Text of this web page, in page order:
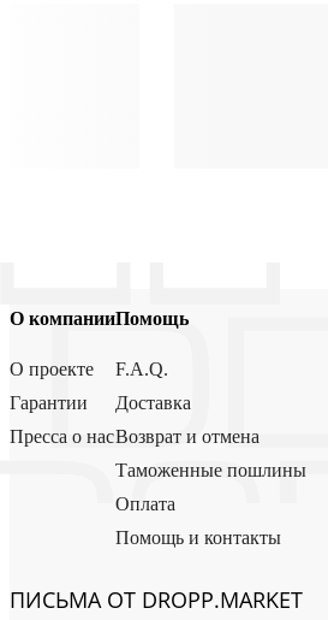
О компании
О проекте
Гарантии
Пресса о нас
Помощь
F.A.Q.
Доставка
Возврат и отмена
Таможенные пошлины
Оплата
Помощь и контакты
ПИСЬМА ОТ DROPP.MARKET